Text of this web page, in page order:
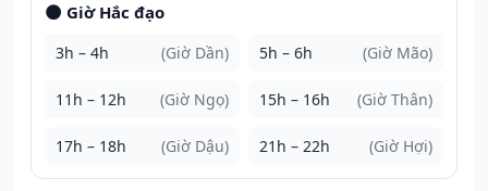
🌑 Giờ Hắc đạo
3h – 4h (Giờ Dần) 5h – 6h (Giờ Mão)
11h – 12h (Giờ Ngọ) 15h – 16h (Giờ Thân)
17h – 18h (Giờ Dậu) 21h – 22h (Giờ Hợi)